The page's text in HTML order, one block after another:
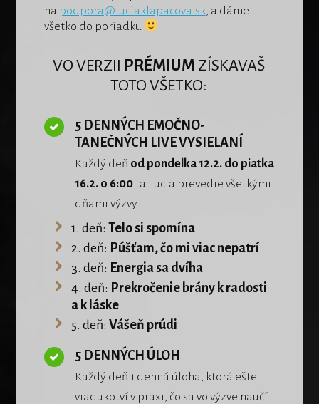
na podpora@luciaklapacova.sk, a dáme
všetko do poriadku
VO VERZII PRÉMIUM ZÍSKAVAŠ
TOTO VŠETKO:
5 DENNÝCH EMOČNO-
TANEČNÝCH LIVE VYSIELANÍ
Každý deň od pondelka 12.2. do piatka
16.2. o 6:00 ta Lucia prevedie všetkými
dňami výzvy .
1. deň:Telo si spomína
2. deň: Púšťam, čo mi viac nepatrí
3. deň: Energia sa dvíha
4. deň: Prekročenie brány k radosti
a k láske
5. deň:Vášeň prúdi
5 DENNÝCH ÚLOH
Každý deň 1 denná úloha, ktorá ešte
viac ukotví v praxi, čo sa vo výzve naučí